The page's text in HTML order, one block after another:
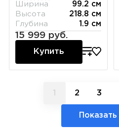
Ширина
99.2 см
Высота
218.8 см
Глубина
1.9 см
15 999 руб.
Купить
1 2 3